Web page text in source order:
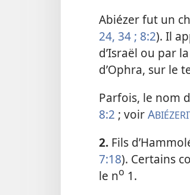
Abiézer fut un
24, 34 ; 8:2). Il
d’Israël ou par
d’Ophra, sur le
Parfois, le nom
8:2 ; voirA
2. Fils
7:18). Certains
le no 1.